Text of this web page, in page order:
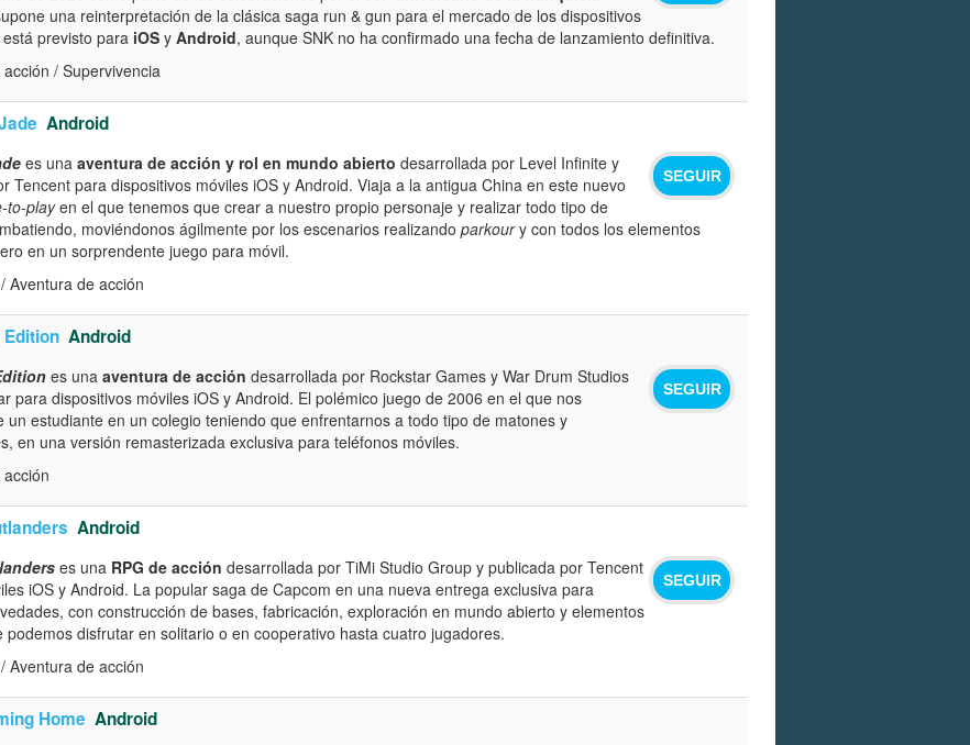
una reinterpretación de la clásica saga run & gun para el mercado de los dispositivos
previsto para iOS y Android, aunque SNK no ha confirmado una fecha de lanzamiento definitiva.
/ Supervivencia
Android
SEGUIR
es una aventura de acción y rol en mundo abierto desarrollada por Level Infinite y
Tencent para dispositivos móviles iOS y Android. Viaja a la antigua China en este nuevo
to-playen el que tenemos que crear a nuestro propio personaje y realizar todo tipo de
moviéndonos ágilmente por los escenarios realizando parkoury con todos los elementos
en un sorprendente juego para móvil.
Aventura de acción
Android
SEGUIR
es una aventura de acción desarrollada por Rockstar Games y War Drum Studios
para dispositivos móviles iOS y Android. El polémico juego de 2006 en el que nos
un estudiante en un colegio teniendo que enfrentarnos a todo tipo de matones y
en una versión remasterizada exclusiva para teléfonos móviles.
Android
SEGUIR
es una RPG de acción desarrollada por TiMi Studio Group y publicada por Tencent
iOS y Android. La popular saga de Capcom en una nueva entrega exclusiva para
con construcción de bases, fabricación, exploración en mundo abierto y elementos
podemos disfrutar en solitario o en cooperativo hasta cuatro jugadores.
Aventura de acción
Home Android